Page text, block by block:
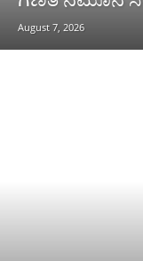
August 7, 2026